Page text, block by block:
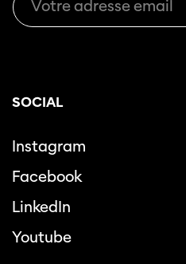
SOCIAL
Instagram
Facebook
LinkedIn
Youtube